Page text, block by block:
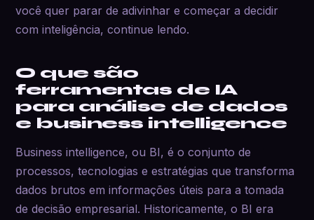
você quer parar de adivinhar e começar a decidir
com inteligência, continue lendo.
O que são
ferramentas de IA
para análise de dados
e business intelligence
Business intelligence, ou BI, é o conjunto de
processos, tecnologias e estratégias que transforma
dados brutos em informações úteis para a tomada
de decisão empresarial. Historicamente, o BI era